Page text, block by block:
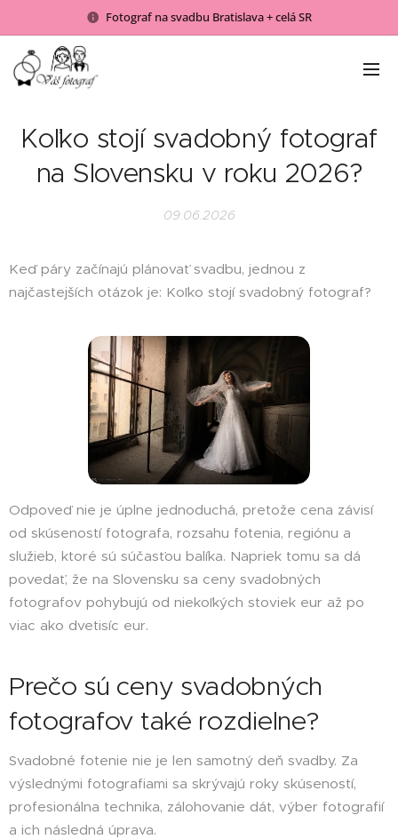
Fotograf na svadbu Bratislava + celá SR
Koľko stojí svadobný fotograf
na Slovensku v roku 2026?
09.06.2026
Keď páry začínajú plánovať svadbu, jednou z
najčastejších otázok je: Koľko stojí svadobný fotograf?
Odpoveď nie je úplne jednoduchá, pretože cena závisí
od skúseností fotografa, rozsahu fotenia, regiónu a
služieb, ktoré sú súčasťou balíka. Napriek tomu sa dá
povedať, že na Slovensku sa ceny svadobných
fotografov pohybujú od niekoľkých stoviek eur až po
viac ako dvetisíc eur.
Prečo sú ceny svadobných
fotografov také rozdielne?
Svadobné fotenie nie je len samotný deň svadby. Za
výslednými fotografiami sa skrývajú roky skúseností,
profesionálna technika, zálohovanie dát, výber fotografií
a ich následná úprava.